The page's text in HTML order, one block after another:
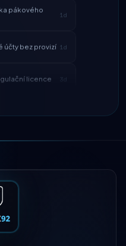
pákového
účty bez provizí